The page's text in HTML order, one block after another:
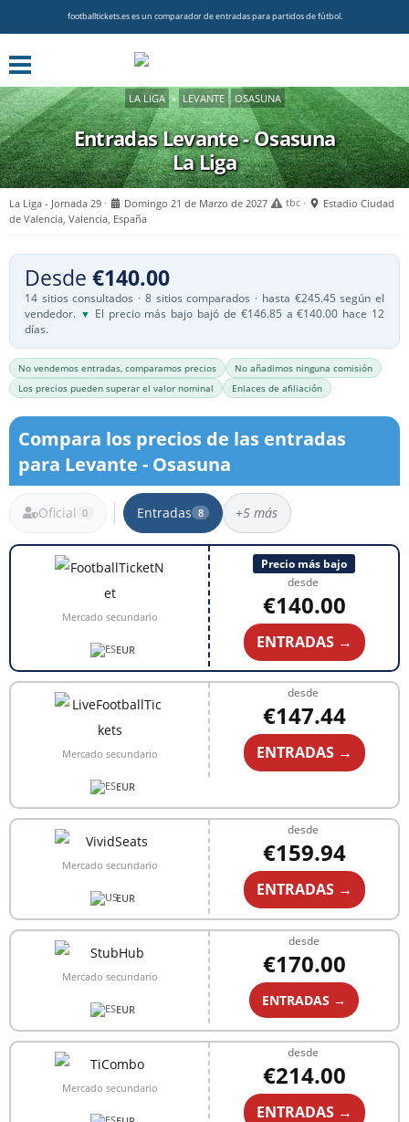
footballtickets.es es un comparador de entradas para partidos de fútbol.
LA LIGA » LEVANTE OSASUNA
Entradas Levante - Osasuna
La Liga
La Liga - Jornada 29 Domingo 21 de Marzo de 2027 tbc
Estadio Ciudad
de Valencia, Valencia, España
Desde €140.00
14 sitios consultados · 8 sitios comparados · hasta €245.45 según el
vendedor. ▼ El precio más bajo bajó de €146.85 a €140.00 hace 12
días.
No vendemos entradas, comparamos precios
No añadimos ninguna comisión
Los precios pueden superar el valor nominal
Enlaces de afiliación
Compara los precios de las entradas
para Levante - Osasuna
Oficial 0 Entradas 8 +5 más
8 resultados
Mercado secundario
EUR
Precio más bajo
desde
€140.00
ENTRADAS →
Mercado secundario
EUR
desde
€147.44
ENTRADAS →
Mercado secundario
EUR
desde
€159.94
ENTRADAS →
Mercado secundario
EUR
desde
€170.00
ENTRADAS →
Mercado secundario
desde
€214.00
ENTRADAS →